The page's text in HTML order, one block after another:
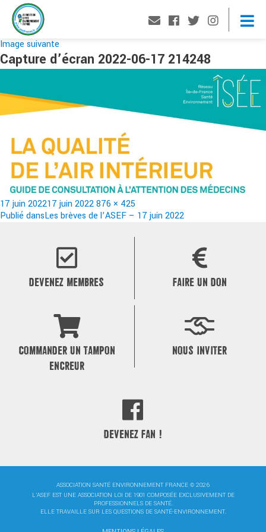
Image suivante
Capture d’écran 2022-06-17 214248
Publié
le
17 juin 202217 juin 2022Taille
réelle
876 × 425
Navigation
Publié dansLes brèves de l’ASEF – 17 juin 2022
DEVENEZ MEMBRES FAIRE UN DON
COMMANDER UN TAMPON
ENCREUR
NOUS INVITER
DEVENEZ FAN !
ASSOCIATION SANTÉ ENVIRONNEMENT FRANCE © 2026
L'ASEF EST UNE ASSOCIATION LOI DE 1901 COMPOSÉE EXCLUSIVEMENT DE
PROFESSIONNELS DE SANTÉ.
ELLE TRAVAILLE SUR LES QUESTIONS DE SANTÉ-ENVIRONNEMENT.